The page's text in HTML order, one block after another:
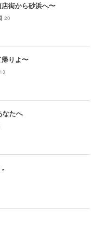
街から砂浜へ〜
20
りよ〜
13
なたへ